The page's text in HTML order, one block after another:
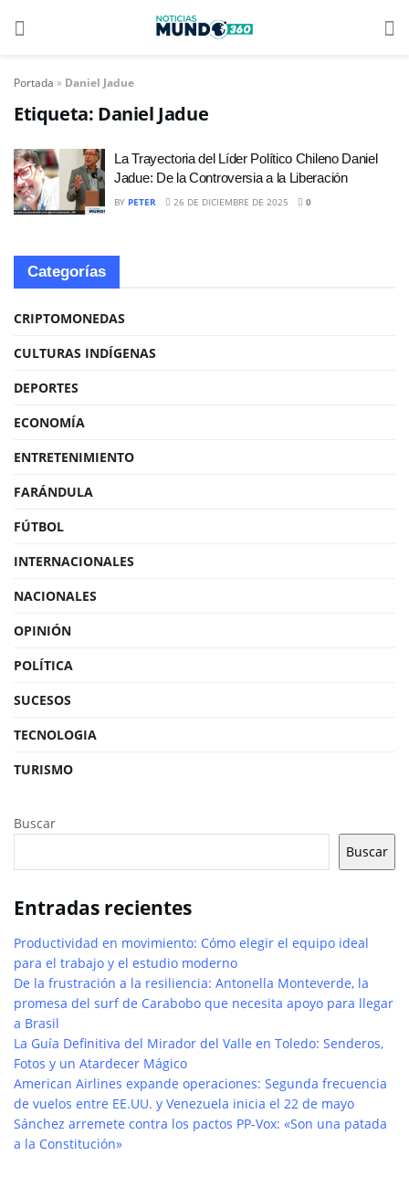
Portada » Daniel Jadue
Etiqueta: Daniel Jadue
La Trayectoria del Líder Político Chileno Daniel
Jadue: De la Controversia a la Liberación
BY PETER 26 DE DICIEMBRE DE 2025 0
Categorías
CRIPTOMONEDAS
CULTURAS INDÍGENAS
DEPORTES
ECONOMÍA
ENTRETENIMIENTO
FARÁNDULA
FÚTBOL
INTERNACIONALES
NACIONALES
OPINIÓN
POLÍTICA
SUCESOS
TECNOLOGIA
TURISMO
Buscar
Buscar
Entradas recientes
Productividad en movimiento: Cómo elegir el equipo ideal
para el trabajo y el estudio moderno
De la frustración a la resiliencia: Antonella Monteverde, la
promesa del surf de Carabobo que necesita apoyo para llegar
a Brasil
La Guía Definitiva del Mirador del Valle en Toledo: Senderos,
Fotos y un Atardecer Mágico
American Airlines expande operaciones: Segunda frecuencia
de vuelos entre EE.UU. y Venezuela inicia el 22 de mayo
Sánchez arremete contra los pactos PP-Vox: «Son una patada
a la Constitución»